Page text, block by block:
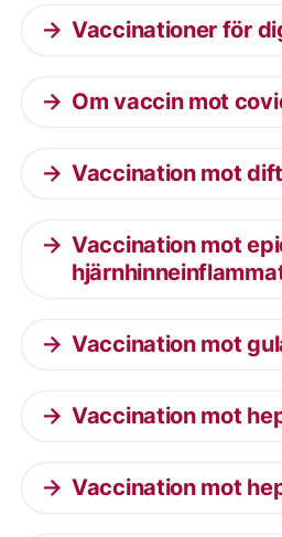
Vaccinationer för
Om vaccin mot
Vaccination mot
Vaccination mot
Vaccination mot
Vaccination mot
Vaccination mot